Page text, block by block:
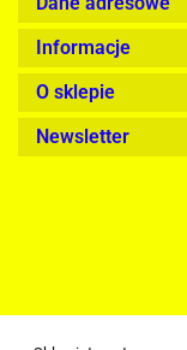
Informacje
O sklepie
Newsletter